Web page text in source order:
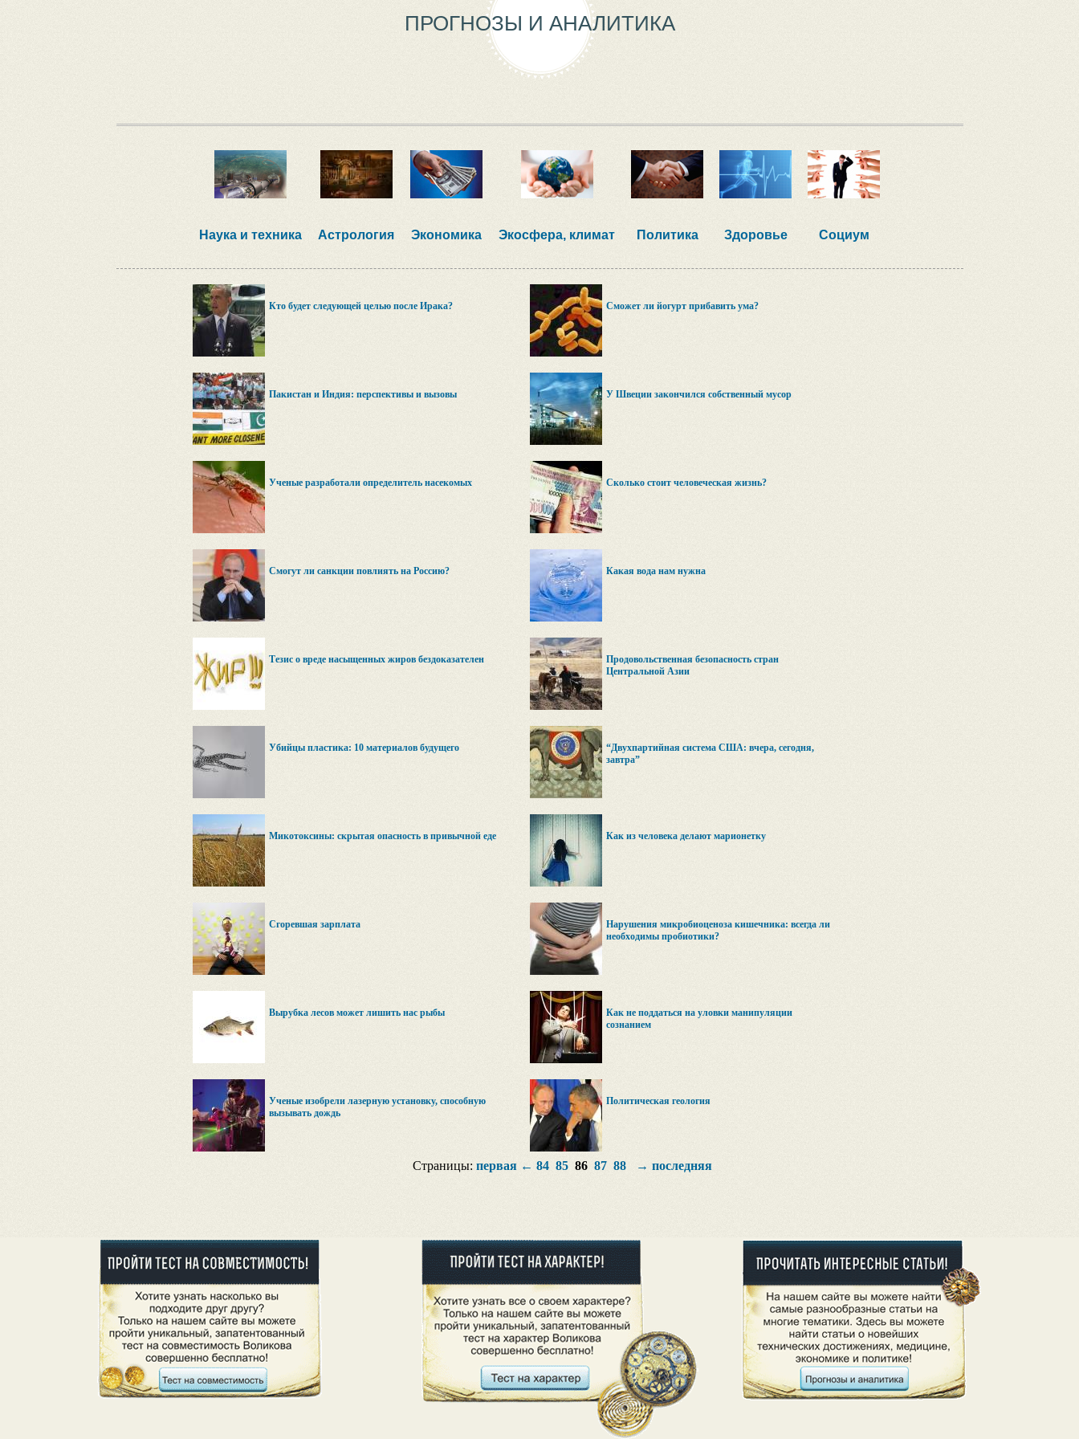
ПРОГНОЗЫ И АНАЛИТИКА
Наука и техника Астрология Экономика Экосфера, климат Политика Здоровье Социум
Кто будет следующей целью после Ирака? Сможет ли йогурт прибавить ума?
Пакистан и Индия: перспективы и вызовы У Швеции закончился собственный мусор
Ученые разработали определитель насекомых Сколько стоит человеческая жизнь?
Смогут ли санкции повлиять на Россию? Какая вода нам нужна
Тезис о вреде насыщенных жиров бездоказателен
Продовольственная безопасность стран
Центральной Азии
Убийцы пластика: 10 материалов будущего
“Двухпартийная система США: вчера, сегодня,
завтра”
Микотоксины: скрытая опасность в привычной еде Как из человека делают марионетку
Сгоревшая зарплата
Нарушения микробиоценоза кишечника: всегда ли
необходимы пробиотики?
Вырубка лесов может лишить нас рыбы
Как не поддаться на уловки манипуляции
сознанием
Ученые изобрели лазерную установку, способную
вызывать дождь
Политическая геология
Страницы: первая← 84 85 86 87 88 → последняя